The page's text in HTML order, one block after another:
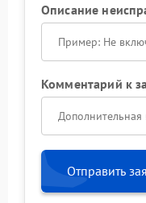
Описание
Комментарий к
Отправить